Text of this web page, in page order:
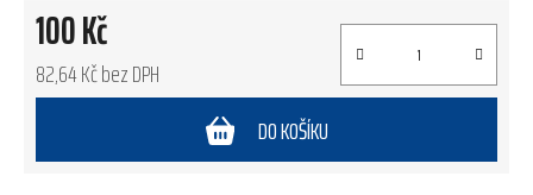
100 Kč
82,64 Kč bez DPH
DO KOŠÍKU